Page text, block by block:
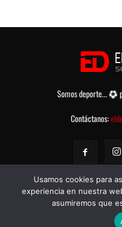
Somos deporte...
Contáctanos:
© eldeportivo.es 2008 - 2025
de Privacidad-
Usamos cookies para
experiencia en nuestra
asumiremos que